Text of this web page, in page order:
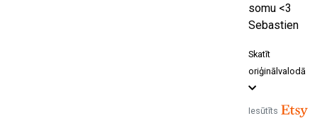
somu <3
Sebastien
Skatīt
oriģinālvalodā
Iesūtīts